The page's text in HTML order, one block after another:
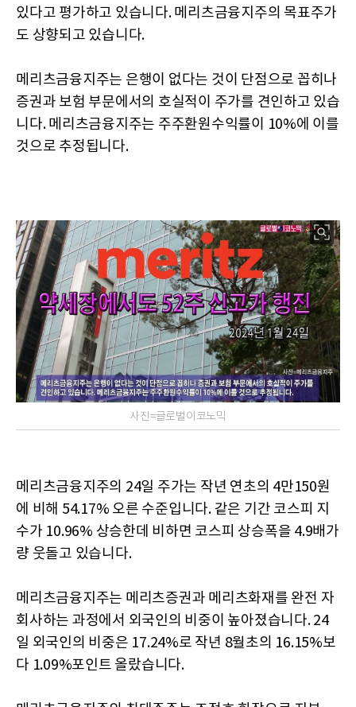
있다고 평가하고 있습니다. 메리츠금융지주의 목표주가
도 상향되고 있습니다.
메리츠금융지주는 은행이 없다는 것이 단점으로 꼽히나
증권과 보험 부문에서의 호실적이 주가를 견인하고 있습
니다. 메리츠금융지주는 주주환원수익률이 10%에 이를
것으로 추정됩니다.
사진=글로벌이코노믹
메리츠금융지주의 24일 주가는 작년 연초의 4만150원
에 비해 54.17% 오른 수준입니다. 같은 기간 코스피 지
수가 10.96% 상승한데 비하면 코스피 상승폭을 4.9배가
량 웃돌고 있습니다.
메리츠금융지주는 메리츠증권과 메리츠화재를 완전 자
회사하는 과정에서 외국인의 비중이 높아졌습니다. 24
일 외국인의 비중은 17.24%로 작년 8월초의 16.15%보
다 1.09%포인트 올랐습니다.